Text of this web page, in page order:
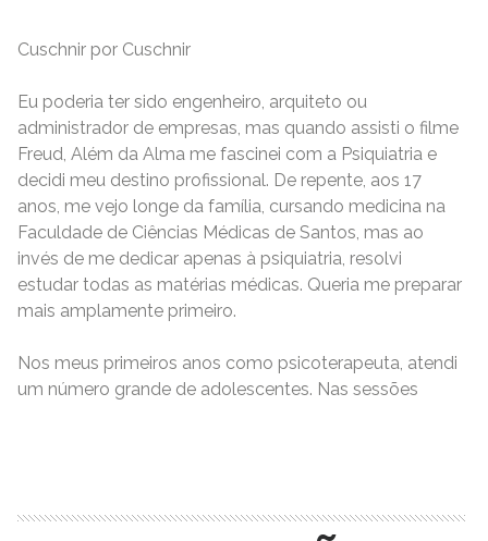
Cuschnir por Cuschnir
Eu poderia ter sido engenheiro, arquiteto ou
administrador de empresas, mas quando assisti o filme
Freud, Além da Alma me fascinei com a Psiquiatria e
decidi meu destino profissional. De repente, aos 17
anos, me vejo longe da família, cursando medicina na
Faculdade de Ciências Médicas de Santos, mas ao
invés de me dedicar apenas à psiquiatria, resolvi
estudar todas as matérias médicas. Queria me preparar
mais amplamente primeiro.
Nos meus primeiros anos como psicoterapeuta, atendi
um número grande de adolescentes. Nas sessões